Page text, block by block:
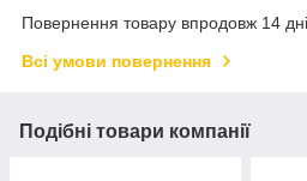
Повернення товару впродовж 14
Всі умови повернення
Подібні товари компанії